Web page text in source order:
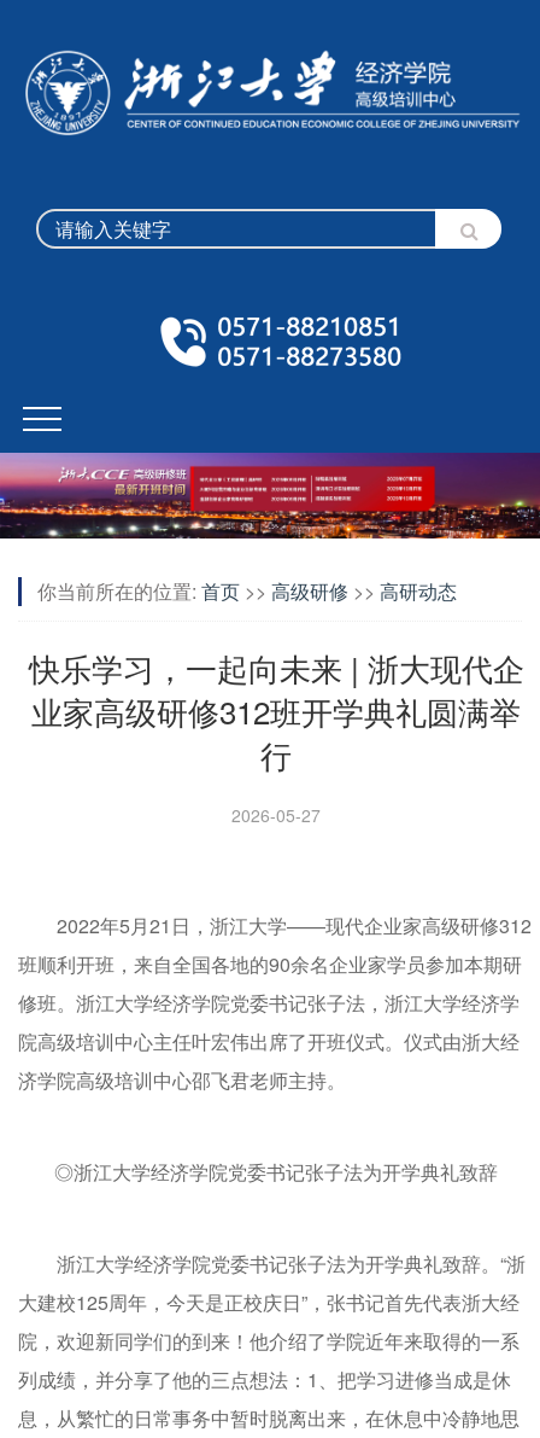
你当前所在的位置: 首页 >> 高级研修 >> 高研动态
快乐学习，一起向未来 | 浙大现代企
业家高级研修312班开学典礼圆满举
行
2026-05-27
2022年5月21日，浙江大学——现代企业家高级研修312
班顺利开班，来自全国各地的90余名企业家学员参加本期研
修班。浙江大学经济学院党委书记张子法，浙江大学经济学
院高级培训中心主任叶宏伟出席了开班仪式。仪式由浙大经
济学院高级培训中心邵飞君老师主持。
◎浙江大学经济学院党委书记张子法为开学典礼致辞
浙江大学经济学院党委书记张子法为开学典礼致辞。“浙
大建校125周年，今天是正校庆日”，张书记首先代表浙大经
院，欢迎新同学们的到来！他介绍了学院近年来取得的一系
列成绩，并分享了他的三点想法：1、把学习进修当成是休
息，从繁忙的日常事务中暂时脱离出来，在休息中冷静地思